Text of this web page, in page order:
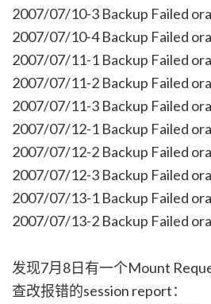
2007/07/10-3 Backup Failed
2007/07/10-4 Backup Failed
2007/07/11-1 Backup Failed
2007/07/11-2 Backup Failed
2007/07/11-3 Backup Failed
2007/07/12-1 Backup Failed
2007/07/12-2 Backup Failed
2007/07/12-3 Backup Failed
2007/07/13-1 Backup Failed
2007/07/13-2 Backup Failed
发现7月8日有一个Mount
查改报错的session report：